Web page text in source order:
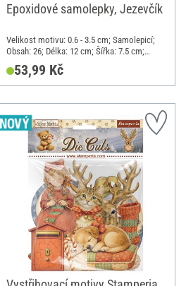
Epoxidové samolepky, Jezevčík
Velikost motivu: 0.6 - 3.5 cm; Samolepicí;
Obsah: 26; Délka: 12 cm; Šířka: 7.5 cm;
Materiál: Syntetická pryskyřice
53,99 Kč